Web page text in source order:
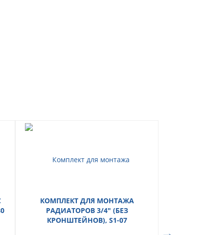
КОМПЛЕКТ ДЛЯ МОНТАЖА
РАДИАТОРОВ 3/4" (БЕЗ
КРОНШТЕЙНОВ), S1-07